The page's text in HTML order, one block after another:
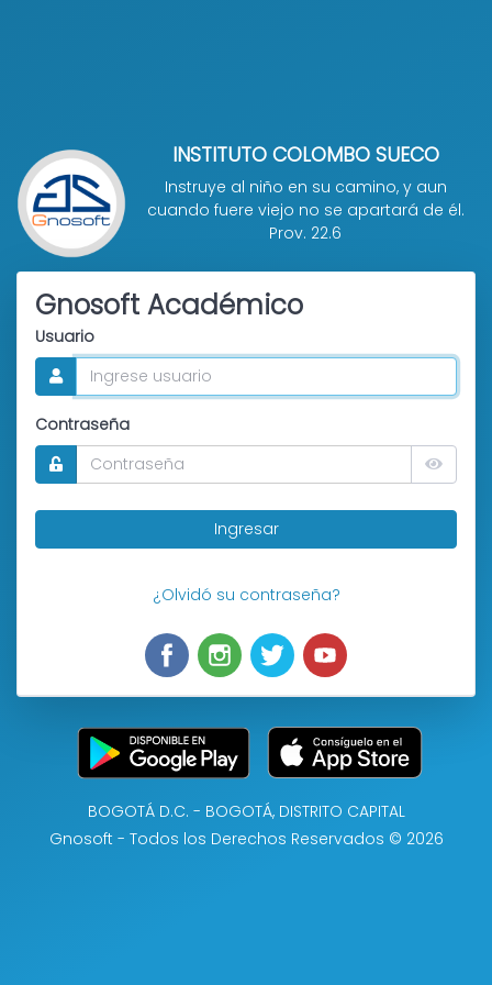
INSTITUTO COLOMBO SUECO
Instruye al niño en su camino, y aun
cuando fuere viejo no se apartará de él.
Prov. 22.6
Gnosoft Académico
Usuario
Contraseña
Ingresar
¿Olvidó su contraseña?
BOGOTÁ D.C. - BOGOTÁ, DISTRITO CAPITAL
Gnosoft - Todos los Derechos Reservados © 2026